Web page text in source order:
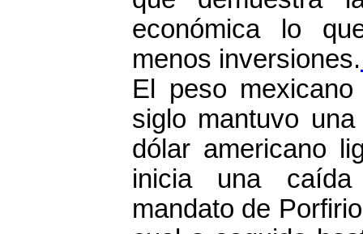
económica lo
menos inversiones.
El peso
siglo mantuvo
dólar americano
inicia una
mandato de